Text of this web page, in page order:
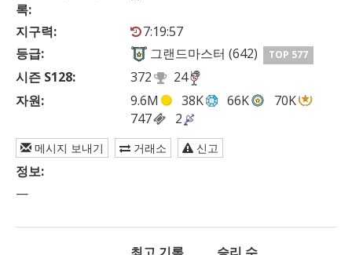
록:
지구력:
7:19:57
등급:
그랜드마스터 (642) TOP 577
시즌 S128: 372
24
자원:
9.6M 38K 66K
70K
747
2
메시지 보내기 거래소 신고
정보:
—